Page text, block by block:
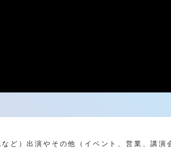
ど）出演やその他（イベント、営業、講演